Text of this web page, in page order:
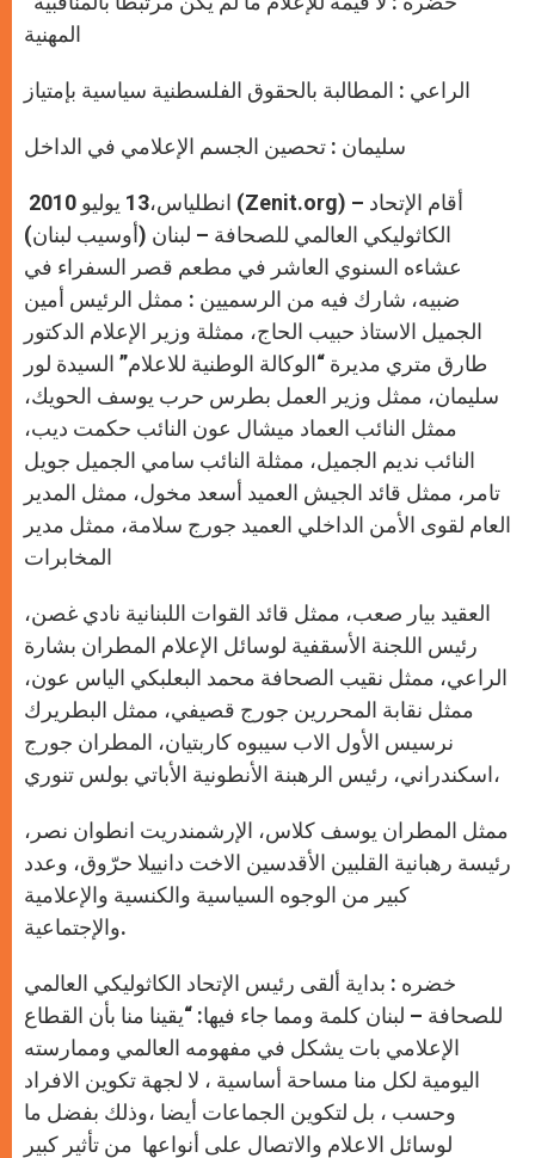
p e k
المهنية
الراعي : المطالبة بالحقوق الفلسطنية سياسية بإمتياز
سليمان : تحصين الجسم الإعلامي في الداخل
الكاثوليكي العالمي للصحافة – لبنان (أوسيب لبنان)
عشاءه السنوي العاشر في مطعم قصر السفراء في
ضبيه، شارك فيه من الرسميين : ممثل الرئيس أمين
الجميل الاستاذ حبيب الحاج، ممثلة وزير الإعلام الدكتور
طارق متري مديرة “الوكالة الوطنية للاعلام” السيدة لور
سليمان، ممثل وزير العمل بطرس حرب يوسف الحويك،
ممثل النائب العماد ميشال عون النائب حكمت ديب،
النائب نديم الجميل، ممثلة النائب سامي الجميل جويل
تامر، ممثل قائد الجيش العميد أسعد مخول، ممثل المدير
العام لقوى الأمن الداخلي العميد جورج سلامة، ممثل مدير
المخابرات
العقيد بيار صعب، ممثل قائد القوات اللبنانية نادي غصن،
رئيس اللجنة الأسقفية لوسائل الإعلام المطران بشارة
الراعي، ممثل نقيب الصحافة محمد البعلبكي الياس عون،
ممثل نقابة المحررين جورج قصيفي، ممثل البطريرك
نرسيس الأول الاب سيبوه كاربتيان، المطران جورج
اسكندراني، رئيس الرهبنة الأنطونية الأباتي بولس تنوري،
ممثل المطران يوسف كلاس، الإرشمندريت انطوان نصر،
رئيسة رهبانية القلبين الأقدسين الاخت دانييلا حرّوق، وعدد
كبير من الوجوه السياسية والكنسية والإعلامية
والإجتماعية.
خضره : بداية ألقى رئيس الإتحاد الكاثوليكي العالمي
للصحافة – لبنان كلمة ومما جاء فيها: “يقينا منا بأن القطاع
الإعلامي بات يشكل في مفهومه العالمي وممارسته
اليومية لكل منا مساحة أساسية ، لا لجهة تكوين الافراد
وحسب ، بل لتكوين الجماعات أيضا ،وذلك بفضل ما
لوسائل الاعلام والاتصال على أنواعها من تأثير كبير